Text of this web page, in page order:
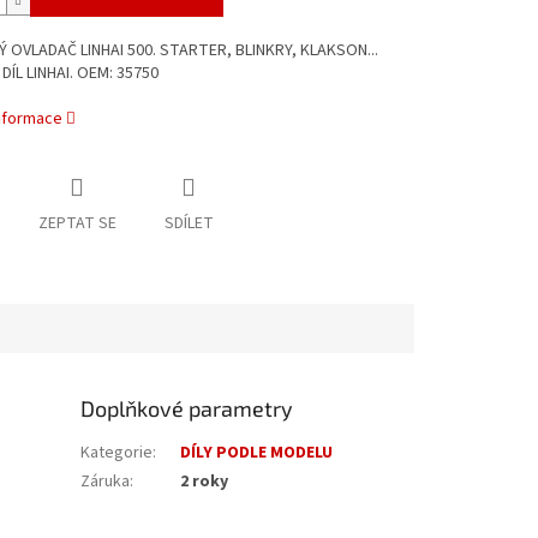
OVLADAČ LINHAI 500. STARTER, BLINKRY, KLAKSON...
LINHAI. OEM: 35750
ZEPTAT SE SDÍLET
Doplňkové parametry
Kategorie:
DÍLY PODLE MODELU
Záruka: 2 roky